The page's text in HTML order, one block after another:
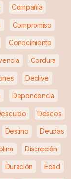
Compañía
Compromiso
Conocimiento
Cordura
Declive
Dependencia
Deseos
Destino Deudas
Discreción
Duración Edad